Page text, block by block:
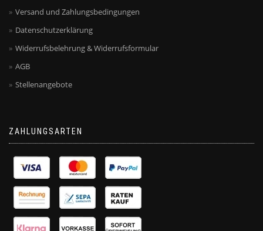
Versand und Zahlungsbedingungen
Datenschutzerklärung
Widerrufsbelehrung & Widerrufsformular
AGB
Stellenangebote
ZAHLUNGSARTEN